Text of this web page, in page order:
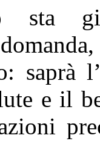
sta
saprà
e il